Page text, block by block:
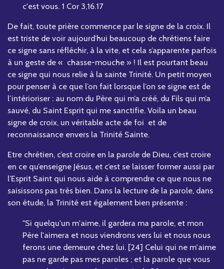
c'est vous. 1 Cor 3,16.17
De fait, toute prière commence par le signe de la croix. Il
est triste de voir aujourd’hui beaucoup de chrétiens faire
ce signe sans réfléchir, à la vite, et cela s’apparente parfois
à un geste de « chasse-mouche » ! Il est pourtant beau
ce signe qui nous relie à la sainte Trinité. Un petit moyen
pour penser à ce que l’on fait lorsque l’on se signe est de
l’intérioriser : au nom du Père qui m’a créé, du Fils qui m’a
sauvé, du Saint Esprit qui me sanctifie. Voila un beau
signe de croix, un véritable acte de foi et de
reconnaissance envers la Trinité Sainte.
Etre chrétien, c’est croire en la parole de Dieu, c’est croire
en ce qu’enseigne Jésus, et c’est se laisser former aussi par
l’Esprit Saint qui nous aide à comprendre ce que nous ne
saisissons pas très bien. Dans la lecture de la parole, dans
son étude, la Trinité est également bien présente :
"Si quelqu'un m'aime, il gardera ma parole, et mon
Père l'aimera et nous viendrons vers lui et nous nous
ferons une demeure chez lui. [24] Celui qui ne m'aime
pas ne garde pas mes paroles ; et la parole que vous